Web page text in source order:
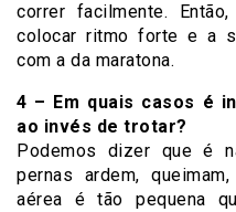
correr facilmente.
colocar ritmo forte e a
com a da maratona.
4 – Em quais casos é
ao invés de trotar?
Podemos dizer que é
pernas ardem,
aérea é tão pequena